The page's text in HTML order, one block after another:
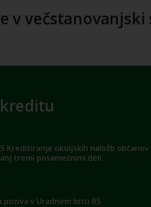
v
Kreditiranje okoljskih naložb
tremi posameznimi deli
v Uradnem listu RS